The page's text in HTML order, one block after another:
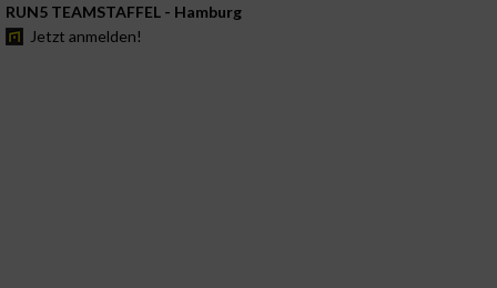
RUN5 TEAMSTAFFEL - Hamburg
Jetzt anmelden!